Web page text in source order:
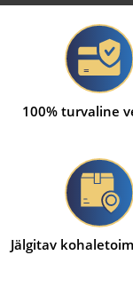
100% turvaline
Jälgitav